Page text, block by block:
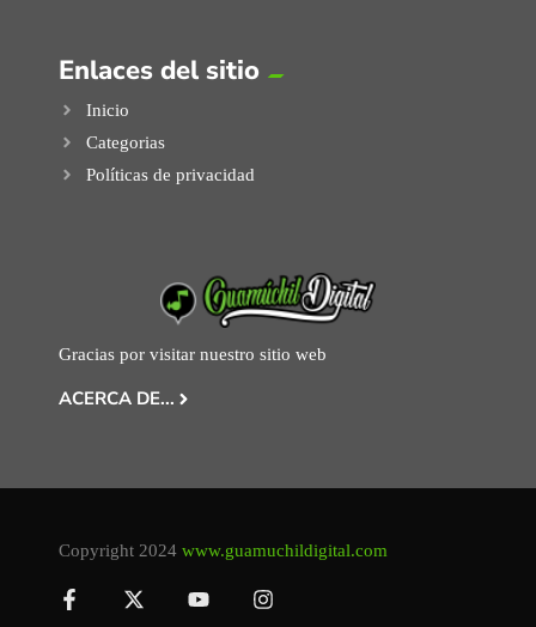
Enlaces del sitio
Inicio
Categorias
Políticas de privacidad
Gracias por visitar nuestro sitio web
ACERCA DE...
Copyright 2024 www.guamuchildigital.com